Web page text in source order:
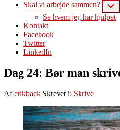
Skal vi arbejde sammen?
Se hvem jeg har hjulpet
Kontakt
Facebook
Twitter
LinkedIn
Dag 24: Bør man
Aferikback Skrevet i: Skrive